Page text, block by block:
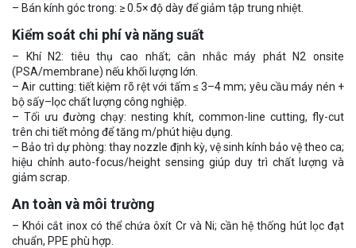
– Bán kính góc trong: ≥ 0.5× độ dày để giảm tập trung nhiệt.
Kiểm soát chi phí và năng suất
– Khí N2: tiêu thụ cao nhất; cân nhắc máy phát N2 onsite
(PSA/membrane) nếu khối lượng lớn.
– Air cutting: tiết kiệm rõ rệt với tấm ≤ 3–4 mm; yêu cầu máy nén +
bộ sấy–lọc chất lượng công nghiệp.
– Tối ưu đường chạy: nesting khít, common-line cutting, fly-cut
trên chi tiết mỏng để tăng m/phút hiệu dụng.
– Bảo trì dự phòng: thay nozzle định kỳ, vệ sinh kính bảo vệ theo ca;
hiệu chỉnh auto-focus/height sensing giúp duy trì chất lượng và
giảm scrap.
An toàn và môi trường
– Khói cắt inox có thể chứa ôxít Cr và Ni; cần hệ thống hút lọc đạt
chuẩn, PPE phù hợp.